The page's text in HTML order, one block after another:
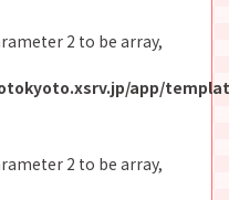
2 to be array,
app/
2 to be array,